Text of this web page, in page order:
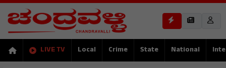
LIVE TV Local Crime State National